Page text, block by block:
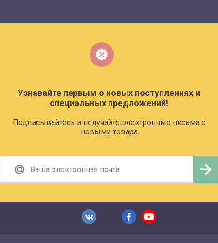
Узнавайте первым о новых поступлениях и
специальных предложений!
Подписывайтесь и получайте электронные письма с
новыми товара